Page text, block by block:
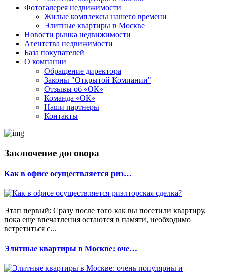
Фотогалерея недвижимости
Жилые комплексы нашего времени
Элитные квартиры в Москве
Новости рынка недвижимости
Агентства недвижимости
База покупателей
О компании
Обращение директора
Законы "Открытой Компании"
Отзывы об «ОК»
Команда «ОК»
Наши партнеры
Контакты
Заключение договора
Как в офисе осуществляется риэ…
Этап первый: Сразу после того как вы посетили квартиру,
пока еще впечатления остаются в памяти, необходимо
встретиться с...
Элитные квартиры в Москве: оче…